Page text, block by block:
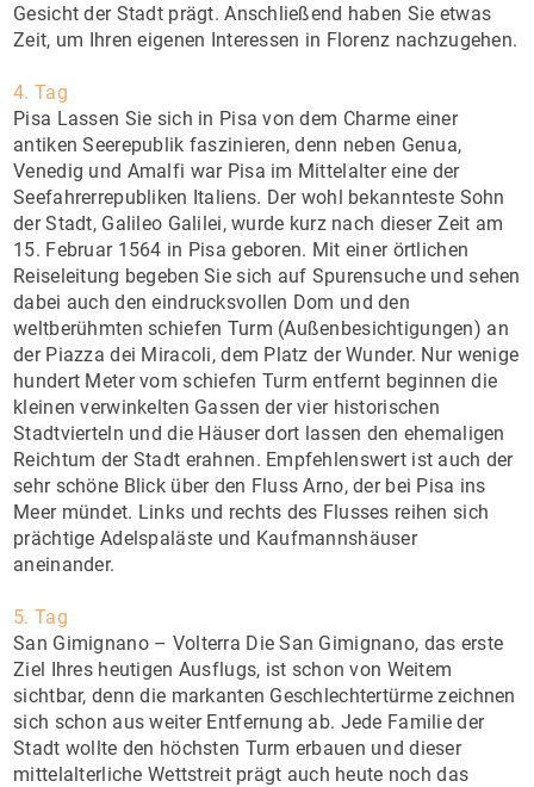
Gesicht der Stadt prägt. Anschließend haben Sie etwas
Zeit, um Ihren eigenen Interessen in Florenz nachzugehen.
4. Tag
Pisa Lassen Sie sich in Pisa von dem Charme einer
antiken Seerepublik faszinieren, denn neben Genua,
Venedig und Amalfi war Pisa im Mittelalter eine der
Seefahrerrepubliken Italiens. Der wohl bekannteste Sohn
der Stadt, Galileo Galilei, wurde kurz nach dieser Zeit am
15. Februar 1564 in Pisa geboren. Mit einer örtlichen
Reiseleitung begeben Sie sich auf Spurensuche und sehen
dabei auch den eindrucksvollen Dom und den
weltberühmten schiefen Turm (Außenbesichtigungen) an
der Piazza dei Miracoli, dem Platz der Wunder. Nur wenige
hundert Meter vom schiefen Turm entfernt beginnen die
kleinen verwinkelten Gassen der vier historischen
Stadtvierteln und die Häuser dort lassen den ehemaligen
Reichtum der Stadt erahnen. Empfehlenswert ist auch der
sehr schöne Blick über den Fluss Arno, der bei Pisa ins
Meer mündet. Links und rechts des Flusses reihen sich
prächtige Adelspaläste und Kaufmannshäuser
aneinander.
5. Tag
San Gimignano – Volterra Die San Gimignano, das erste
Ziel Ihres heutigen Ausflugs, ist schon von Weitem
sichtbar, denn die markanten Geschlechtertürme zeichnen
sich schon aus weiter Entfernung ab. Jede Familie der
Stadt wollte den höchsten Turm erbauen und dieser
mittelalterliche Wettstreit prägt auch heute noch das